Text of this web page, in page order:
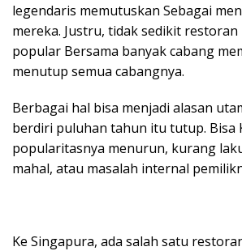
legendaris memutuskan Sebagai
mereka. Justru, tidak sedikit restoran
popular Bersama banyak cabang
menutup semua cabangnya.
Berbagai hal bisa menjadi alasan
berdiri puluhan tahun itu tutup. Bisa
popularitasnya menurun, kurang
mahal, atau masalah internal
Ke Singapura, ada salah satu